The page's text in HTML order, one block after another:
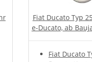
Fiat Ducato Typ
e-Ducato, ab
Fiat Ducato